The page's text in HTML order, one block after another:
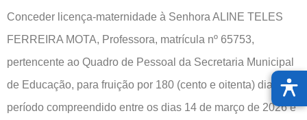
Conceder licença-maternidade à Senhora ALINE TELES
FERREIRA MOTA, Professora, matrícula nº 65753,
pertencente ao Quadro de Pessoal da Secretaria Municipal
de Educação, para fruição por 180 (cento e oitenta) dias, no
período compreendido entre os dias 14 de março de 2026 e